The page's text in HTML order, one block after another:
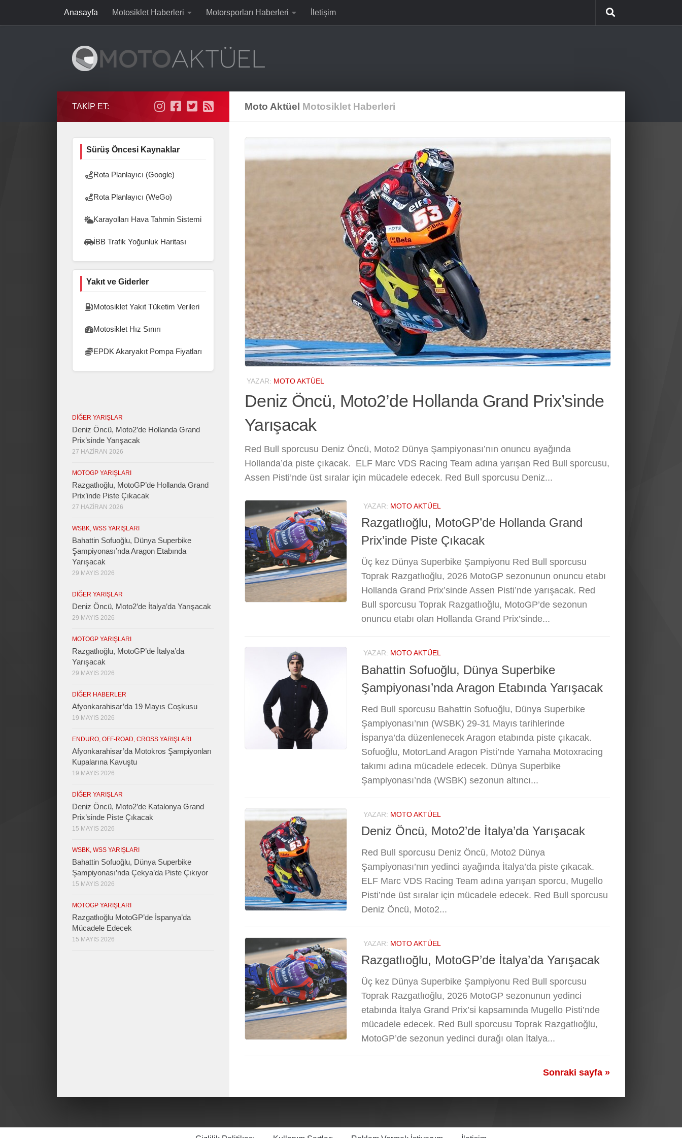
Skip to contentAnasayfa Motosiklet Haberleri Motorsporları Haberleri İletişim
Moto Aktüel Motosiklet Haberleri
YAZAR: MOTO AKTÜEL
Deniz Öncü, Moto2’de Hollanda Grand Prix’sinde
Yarışacak
Red Bull sporcusu Deniz Öncü, Moto2 Dünya Şampiyonası’nın onuncu ayağında
Hollanda’da piste çıkacak. ELF Marc VDS Racing Team adına yarışan Red Bull sporcusu,
Assen Pisti’nde üst sıralar için mücadele edecek. Red Bull sporcusu Deniz...
YAZAR: MOTO AKTÜEL
Razgatlıoğlu, MotoGP’de Hollanda Grand
Prix’inde Piste Çıkacak
Üç kez Dünya Superbike Şampiyonu Red Bull sporcusu
Toprak Razgatlıoğlu, 2026 MotoGP sezonunun onuncu etabı
Hollanda Grand Prix’sinde Assen Pisti’nde yarışacak. Red
Bull sporcusu Toprak Razgatlıoğlu, MotoGP’de sezonun
onuncu etabı olan Hollanda Grand Prix’sinde...
YAZAR: MOTO AKTÜEL
Bahattin Sofuoğlu, Dünya Superbike
Şampiyonası’nda Aragon Etabında Yarışacak
Red Bull sporcusu Bahattin Sofuoğlu, Dünya Superbike
Şampiyonası’nın (WSBK) 29-31 Mayıs tarihlerinde
İspanya’da düzenlenecek Aragon etabında piste çıkacak.
Sofuoğlu, MotorLand Aragon Pisti’nde Yamaha Motoxracing
takımı adına mücadele edecek. Dünya Superbike
Şampiyonası’nda (WSBK) sezonun altıncı...
YAZAR: MOTO AKTÜEL
Deniz Öncü, Moto2’de İtalya’da Yarışacak
Red Bull sporcusu Deniz Öncü, Moto2 Dünya
Şampiyonası’nın yedinci ayağında İtalya’da piste çıkacak.
ELF Marc VDS Racing Team adına yarışan sporcu, Mugello
Pisti’nde üst sıralar için mücadele edecek. Red Bull sporcusu
Deniz Öncü, Moto2...
YAZAR: MOTO AKTÜEL
Razgatlıoğlu, MotoGP’de İtalya’da Yarışacak
Üç kez Dünya Superbike Şampiyonu Red Bull sporcusu
Toprak Razgatlıoğlu, 2026 MotoGP sezonunun yedinci
etabında İtalya Grand Prix’si kapsamında Mugello Pisti’nde
mücadele edecek. Red Bull sporcusu Toprak Razgatlıoğlu,
MotoGP’de sezonun yedinci durağı olan İtalya...
Sonraki sayfa »
TAKIP ET:
Sürüş Öncesi Kaynaklar
Rota Planlayıcı (Google)
Rota Planlayıcı (WeGo)
Karayolları Hava Tahmin Sistemi
İBB Trafik Yoğunluk Haritası
Yakıt ve Giderler
Motosiklet Yakıt Tüketim Verileri
Motosiklet Hız Sınırı
EPDK Akaryakıt Pompa Fiyatları
DIĞER YARIŞLAR
Deniz Öncü, Moto2’de Hollanda Grand
Prix’sinde Yarışacak
27 HAZIRAN 2026
MOTOGP YARIŞLARI
Razgatlıoğlu, MotoGP’de Hollanda Grand
Prix’inde Piste Çıkacak
27 HAZIRAN 2026
WSBK, WSS YARIŞLARI
Bahattin Sofuoğlu, Dünya Superbike
Şampiyonası’nda Aragon Etabında
Yarışacak
29 MAYIS 2026
DIĞER YARIŞLAR
Deniz Öncü, Moto2’de İtalya’da Yarışacak
29 MAYIS 2026
MOTOGP YARIŞLARI
Razgatlıoğlu, MotoGP’de İtalya’da
Yarışacak
29 MAYIS 2026
DIĞER HABERLER
Afyonkarahisar’da 19 Mayıs Coşkusu
19 MAYIS 2026
ENDURO, OFF-ROAD, CROSS YARIŞLARI
Afyonkarahisar’da Motokros Şampiyonları
Kupalarına Kavuştu
19 MAYIS 2026
DIĞER YARIŞLAR
Deniz Öncü, Moto2’de Katalonya Grand
Prix’sinde Piste Çıkacak
15 MAYIS 2026
WSBK, WSS YARIŞLARI
Bahattin Sofuoğlu, Dünya Superbike
Şampiyonası’nda Çekya’da Piste Çıkıyor
15 MAYIS 2026
MOTOGP YARIŞLARI
Razgatlıoğlu MotoGP’de İspanya’da
Mücadele Edecek
15 MAYIS 2026